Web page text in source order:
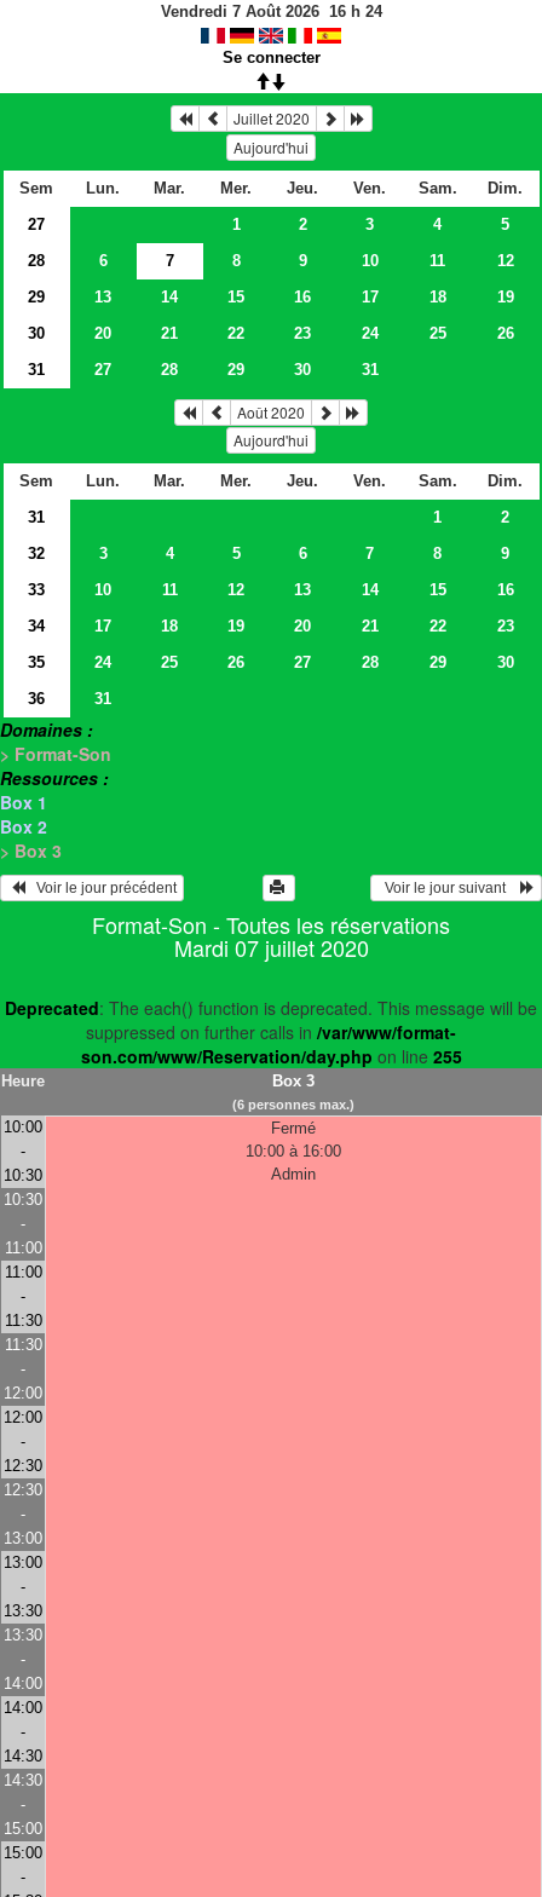
Vendredi 7 Août 2026 16h 24
Se connecter
Juillet 2020
Aujourd'hui
Sem Lun. Mar. Mer. Jeu. Ven. Sam.
Dim.
27
1 2 3 4
5
28
6 7 8 9 10 11
12
29
13 14 15 16 17 18
19
30
20 21 22 23 24 25
26
31
27 28 29 30 31
Août 2020
Aujourd'hui
Sem Lun. Mar. Mer. Jeu. Ven. Sam.
Dim.
31
1
2
32
3 4 5 6 7 8
9
33
10 11 12 13 14 15
16
34
17 18 19 20 21 22
23
35
24 25 26 27 28 29
30
36
31
Domaines :
> Format-Son
Ressources :
Box 1
Box 2
> Box 3
   Voir le jour précédent
  Voir le jour suivant
Format-Son - Toutes les réservations
Mardi 07 juillet 2020
Deprecated: The each() function is deprecated. This message will be
suppressed on further calls in /var/www/format-
son.com/www/Reservation/day.php on line 255
Heure Box 3
(6 personnes max.)
10:00
-
10:30
Fermé
10:00 à 16:00
Admin
10:30
-
11:00
11:00
-
11:30
11:30
-
12:00
12:00
-
12:30
12:30
-
13:00
13:00
-
13:30
13:30
-
14:00
14:00
-
14:30
14:30
-
15:00
15:00
-